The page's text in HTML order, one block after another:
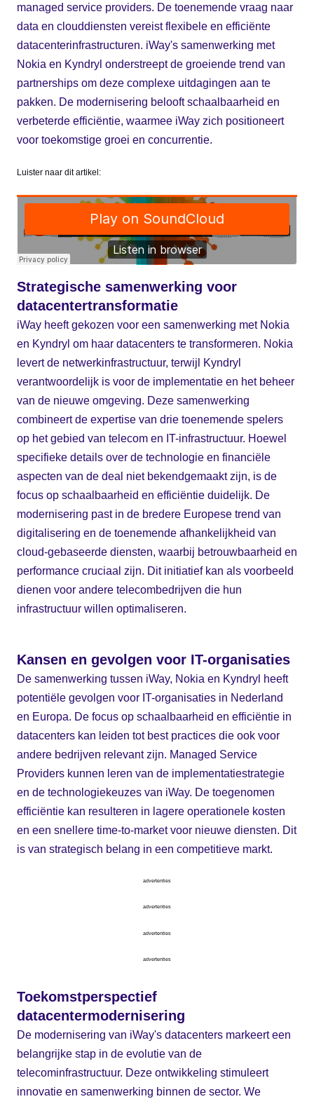
managed service providers. De toenemende vraag naar
data en clouddiensten vereist flexibele en efficiënte
datacenterinfrastructuren. iWay's samenwerking met
Nokia en Kyndryl onderstreept de groeiende trend van
partnerships om deze complexe uitdagingen aan te
pakken. De modernisering belooft schaalbaarheid en
verbeterde efficiëntie, waarmee iWay zich positioneert
voor toekomstige groei en concurrentie.
Luister naar dit artikel:
Strategische samenwerking voor
datacentertransformatie
iWay heeft gekozen voor een samenwerking met Nokia
en Kyndryl om haar datacenters te transformeren. Nokia
levert de netwerkinfrastructuur, terwijl Kyndryl
verantwoordelijk is voor de implementatie en het beheer
van de nieuwe omgeving. Deze samenwerking
combineert de expertise van drie toenemende spelers
op het gebied van telecom en IT-infrastructuur. Hoewel
specifieke details over de technologie en financiële
aspecten van de deal niet bekendgemaakt zijn, is de
focus op schaalbaarheid en efficiëntie duidelijk. De
modernisering past in de bredere Europese trend van
digitalisering en de toenemende afhankelijkheid van
cloud-gebaseerde diensten, waarbij betrouwbaarheid en
performance cruciaal zijn. Dit initiatief kan als voorbeeld
dienen voor andere telecombedrijven die hun
infrastructuur willen optimaliseren.
Kansen en gevolgen voor IT-organisaties
De samenwerking tussen iWay, Nokia en Kyndryl heeft
potentiële gevolgen voor IT-organisaties in Nederland
en Europa. De focus op schaalbaarheid en efficiëntie in
datacenters kan leiden tot best practices die ook voor
andere bedrijven relevant zijn. Managed Service
Providers kunnen leren van de implementatiestrategie
en de technologiekeuzes van iWay. De toegenomen
efficiëntie kan resulteren in lagere operationele kosten
en een snellere time-to-market voor nieuwe diensten. Dit
is van strategisch belang in een competitieve markt.
advertenties
advertenties
advertenties
advertenties
Toekomstperspectief
datacentermodernisering
De modernisering van iWay's datacenters markeert een
belangrijke stap in de evolutie van de
telecominfrastructuur. Deze ontwikkeling stimuleert
innovatie en samenwerking binnen de sector. We